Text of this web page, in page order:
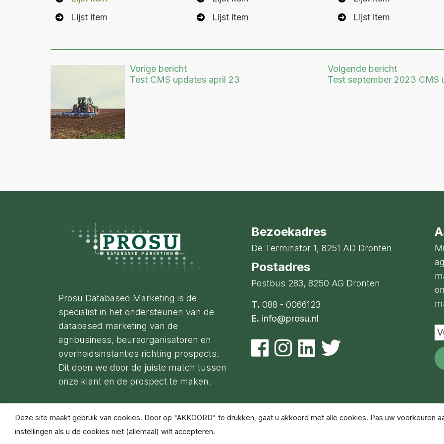
Lijst item
Lijst item
Lijst item
Vorige bericht
Test CMS updates april 23
Volgende bericht
Test september 2023 CMS
Prosu Databased Marketing is de
specialist in het ondersteunen van de
databased marketing van de
agribusiness, beursorganisatoren en
overheidsinstanties richting prospects.
Dit doen we door de juiste match tussen
onze klant en de prospect te maken.
Bezoekadres
De Terminator 1, 8251 AD Dronten
Postadres
Postbus 283, 8250 AG Dronten
T. 088 - 0066123
E. info@prosu.nl
je
e-
Deze site maakt gebruik van cookies. Door op "AKKOORD" te drukken, gaat u akkoord met alle cookies. Pas uw voorkeuren
instellingen als u de cookies niet (allemaal) wilt accepteren.